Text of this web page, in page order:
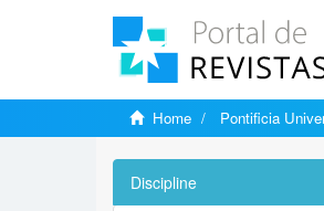
Home Pontificia
Discipline